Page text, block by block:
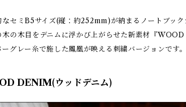
なセミB5サイズ(縦：約252mm)が納まるノートブック
木の木目をデニムに浮かび上がらせた新素材『
ーグレー糸で施した鳳凰が映える刺繍バージョンです。
DENIM(ウッドデニム)